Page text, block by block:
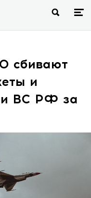
сбивают
и
ВС РФ за